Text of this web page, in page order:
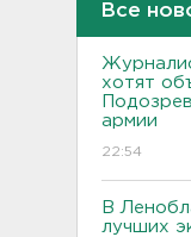
Все
хотят
армии
22:54
В
лучших